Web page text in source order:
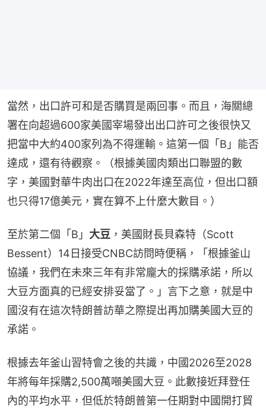
當然，出口許可和是否購買是兩回事。而且，海關總
署在向超過600家美國宰場發出出口許可之後很快又
把當中大約400家列為不得運輸。這第一個「B」能否
達成，還有待觀察。（根據美國肉類出口聯盟的數
字，美國對華牛肉出口在2022年達至高位，但出口額
也只得17億美元，實在算不上什麼大數目。）
至於第二個「B」 大豆 ，美國財長貝森特（Scott
Bessent）14日接受CNBC訪問時便稱，「根據釜山
協議，我們在未來三年有非常龐大的採購承諾，所以
大豆方面真的已經安排妥當了。」言下之意，就是中
國沒有在這次特朗普訪華之際提出再加購美國大豆的
承諾。
根據去年釜山習特會之後的共識，中國2026至2028
年將每年採購2,500萬噸美國大豆。此數接近拜登任
內的平均水平，但低於特朗普第一任期對中國開打貿